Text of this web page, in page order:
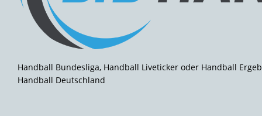
Handball Bundesliga, Handball Liveticker oder Handball
Handball Deutschland